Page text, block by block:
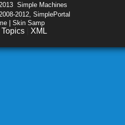
Simple Machines
2012, SimplePortal
| Skin Samp
Topics XML